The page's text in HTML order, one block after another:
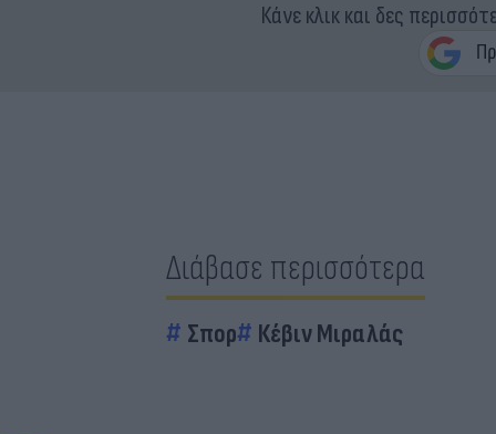
Κάνε κλικ και δες
Διάβασε περισσότερα
Σπορ Κέβιν Μιραλάς